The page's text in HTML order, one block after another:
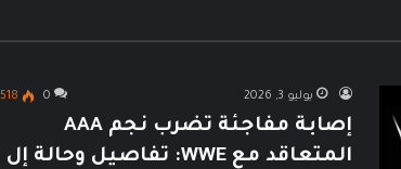
يوليو 3, 2026 0
518
إصابة مفاجئة تضرب نجم AAA
المتعاقد مع WWE: تفاصيل وحالة إل